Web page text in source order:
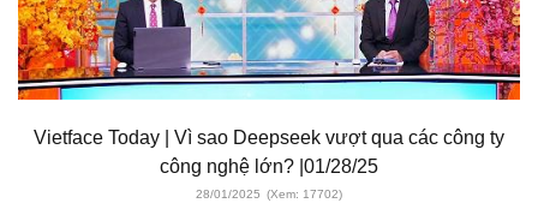
Vietface Today | Vì sao Deepseek vượt qua các công ty
công nghệ lớn? |01/28/25
28/01/2025 (Xem: 17702)